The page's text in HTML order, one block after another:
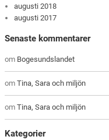
augusti 2018
augusti 2017
Senaste kommentarer
om Bogesundslandet
omTina, Sara och miljön
omTina, Sara och miljön
Kategorier